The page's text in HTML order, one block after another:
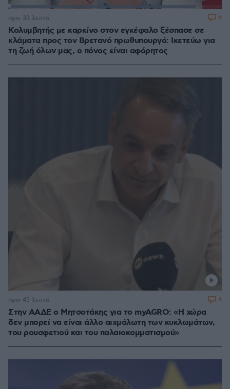
Loaded
Κολυμβητής με καρκίνο στον εγκέφαλο ξέσπασε σε
κλάματα προς τον Βρετανό πρωθυπουργό: Ικετεύω για
τη ζωή όλων μας, ο πόνος είναι αφόρητος
πριν 33 λεπτά 6
Στην ΑΑΔΕ ο Μητσοτάκης για το myAGRO: «Η χώρα
δεν μπορεί να είναι άλλο αιχμάλωτη των κυκλωμάτων,
του ρουσφετιού και του παλαιοκομματισμού»
πριν 45 λεπτά 4